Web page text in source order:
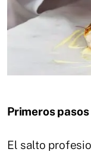
Primeros
El salto